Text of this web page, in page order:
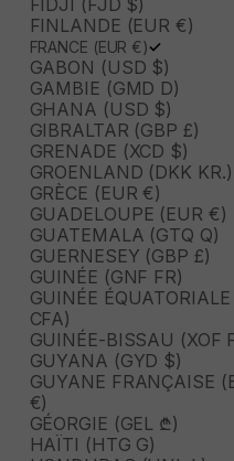
FIDJI (FJD $)
FINLANDE (EUR €)
FRANCE (EUR €)
GABON (USD $)
GAMBIE (GMD D)
GHANA (USD $)
GIBRALTAR (GBP £)
GRENADE (XCD $)
GROENLAND (DKK KR.)
GRÈCE (EUR €)
GUADELOUPE (EUR €)
GUATEMALA (GTQ Q)
GUERNESEY (GBP £)
GUINÉE (GNF FR)
GUINÉE
CFA)
GUINÉE-BISSAU (XOF
GUYANA (GYD $)
GUYANE FRANÇAISE
€)
GÉORGIE (GEL ₾)
HAÏTI (HTG G)